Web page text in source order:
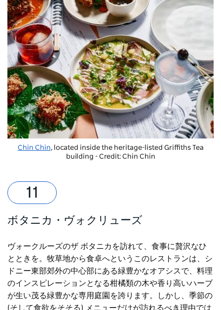
Chin Chin, located inside the heritage-listed Griffiths Tea
building - Credit: Chin Chin
ボタニカ・ヴォクリューズ
ヴォークルーズのザ ボタニカを訪れて、食事に贅沢なひ
とときを。牧草地から食卓へというこのレストランは、シ
ドニー東部郊外の中心部にある緑豊かなオアシスで、料理
のインスピレーションとなる柑橘類の木や香り高いハーブ
が生い茂る緑豊かな専用庭園を誇ります。しかし、季節の
(そして食欲をそそる) メニューだけが訪れるべき理由では